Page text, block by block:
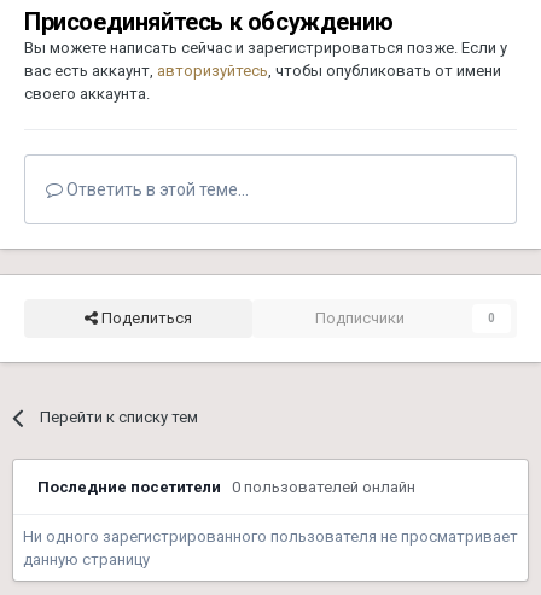
Присоединяйтесь к обсуждению
Вы можете написать сейчас и зарегистрироваться позже. Если у
вас есть аккаунт, авторизуйтесь, чтобы опубликовать от имени
своего аккаунта.
Ответить в этой теме...
Поделиться Подписчики 0
Перейти к списку тем
Последние посетители 0 пользователей онлайн
Ни одного зарегистрированного пользователя не просматривает
данную страницу